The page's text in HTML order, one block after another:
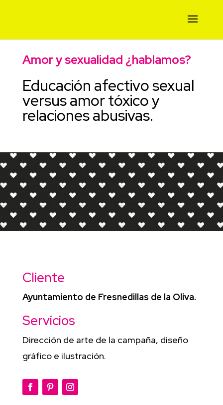
Amor y sexualidad ¿hablamos?
Educación afectivo sexual
versus amor tóxico y
relaciones abusivas.
Cliente
Ayuntamiento de Fresnedillas de la Oliva.
Servicios
Dirección de arte de la campaña, diseño
gráfico e ilustración.